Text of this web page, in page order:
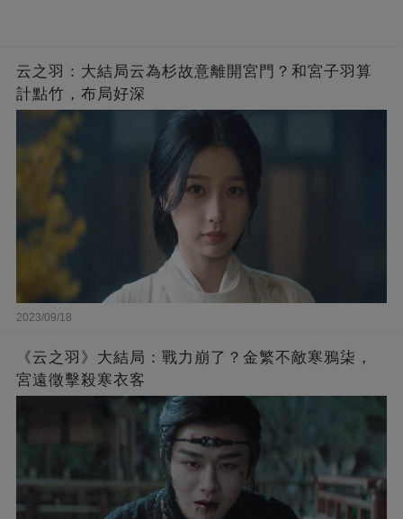
云之羽：大結局云為杉故意離開宮門？和宮子羽算
計點竹，布局好深
2023/09/18
《云之羽》大結局：戰力崩了？金繁不敵寒鴉柒，
宮遠徵擊殺寒衣客